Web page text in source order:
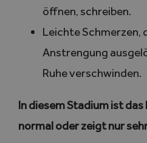
öffnen, schreiben.
Leichte Schmerzen,
Anstrengung
Ruhe verschwinden.
In diesem Stadium ist
normal oder zeigt nur